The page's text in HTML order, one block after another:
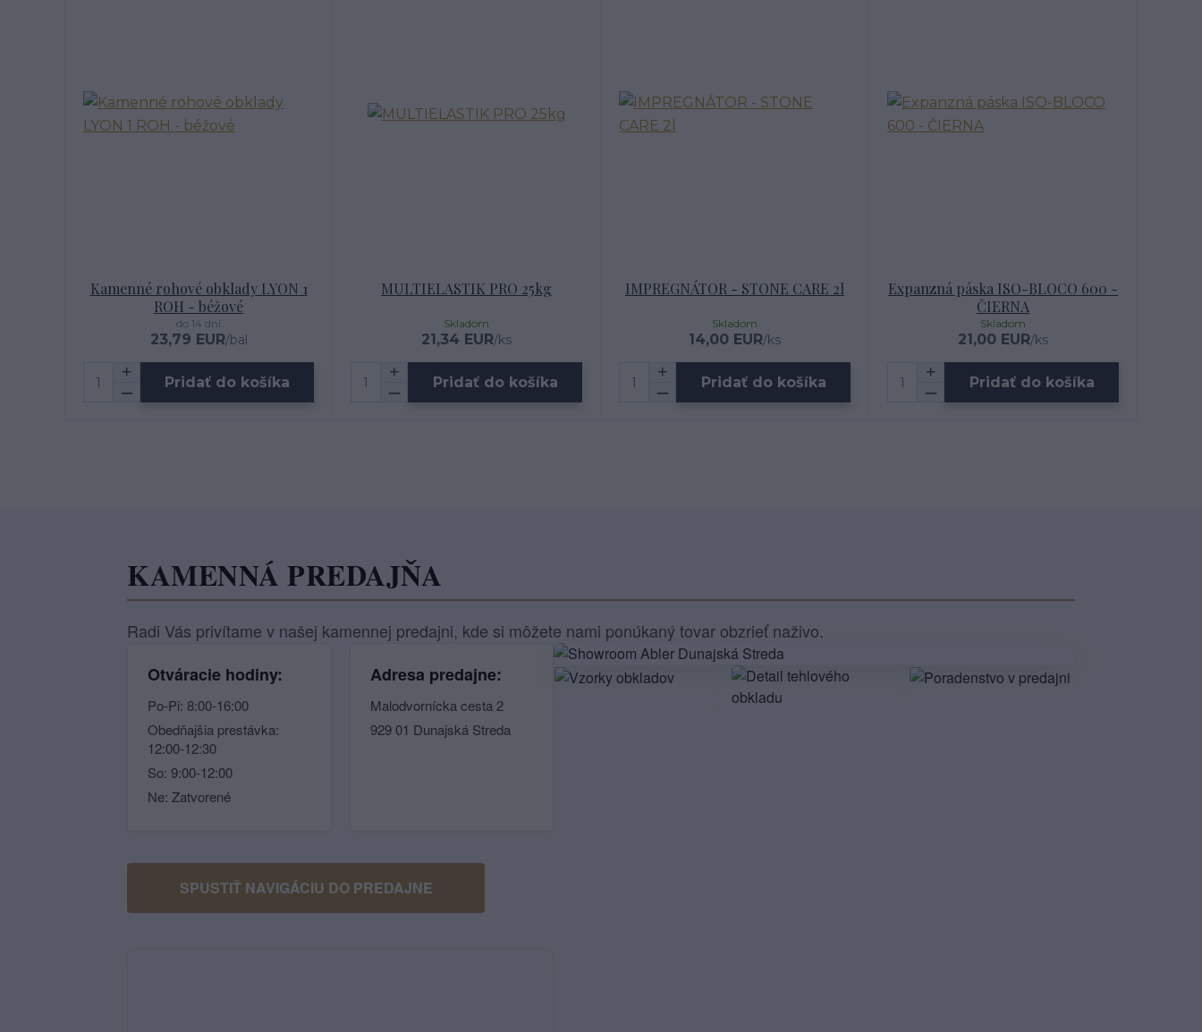
Kamenné rohové obklady LYON 1
ROH - béžové
23,79 EUR/bal
do 14 dní
Pridať do košíka
MULTIELASTIK PRO 25kg
21,34 EUR/ks
Skladom
Pridať do košíka
IMPREGNÁTOR - STONE CARE 2l
14,00 EUR/ks
Skladom
Pridať do košíka
Expanzná páska ISO-BLOCO 600 -
ČIERNA
21,00 EUR/ks
Skladom
Pridať do košíka
KAMENNÁ PREDAJŇA
Radi Vás privítame v našej kamennej predajni, kde si môžete nami ponúkaný tovar obzrieť naživo.
Otváracie hodiny:
Po-Pi: 8:00-16:00
Obedňajšia prestávka:
12:00-12:30
So: 9:00-12:00
Ne: Zatvorené
Adresa predajne:
Malodvornícka cesta 2
929 01 Dunajská Streda
SPUSTIŤ NAVIGÁCIU DO PREDAJNE